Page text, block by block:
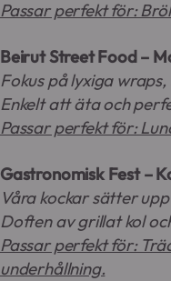
Passar perfekt för:
Beirut Street Food –
Fokus på lyxiga
Enkelt att äta och
Passar perfekt för:
Gastronomisk Fest –
Våra kockar sätter
Doften av grillat kol
Passar perfekt för:
underhållning.